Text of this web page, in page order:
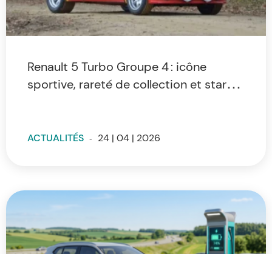
Renault 5 Turbo Groupe 4 : icône
sportive, rareté de collection et star
ACTUALITÉS - 24 | 04 | 2026